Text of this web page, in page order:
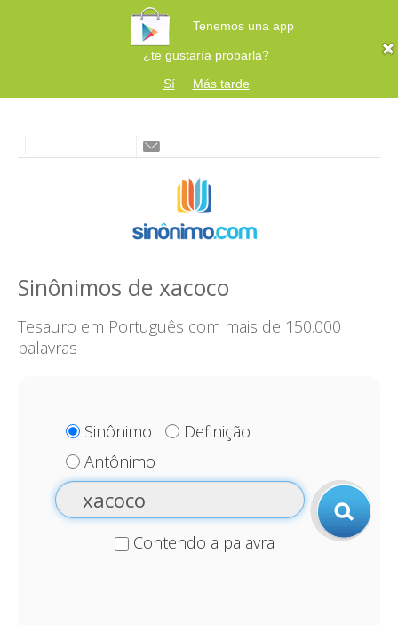
Tenemos una app
¿te gustaría probarla?
Sí
Más tarde
Sinônimos de xacoco
Tesauro em Português com mais de 150.000
palavras
Sinônimo
Definição
Antônimo
Contendo a palavra